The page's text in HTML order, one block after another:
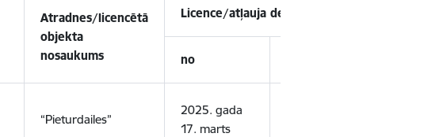
Atradnes/licencētā
objekta
nosaukums
Licence/atļauja derīga
no
“Pieturdailes”
2025. gada
17. marts